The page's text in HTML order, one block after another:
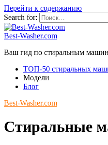
Перейти к содержанию
Search for:
Best-Washer.com
Ваш гид по стиральным
ТОП-50 стиральных
Модели
Блог
Best-Washer.com
Стиральные